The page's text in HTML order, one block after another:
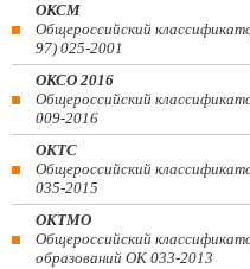
ОКСМ
Общероссийский
97) 025-2001
ОКСО 2016
Общероссийский
009-2016
ОКТС
Общероссийский
035-2015
ОКТМО
Общероссийский
образований ОК 033-2013